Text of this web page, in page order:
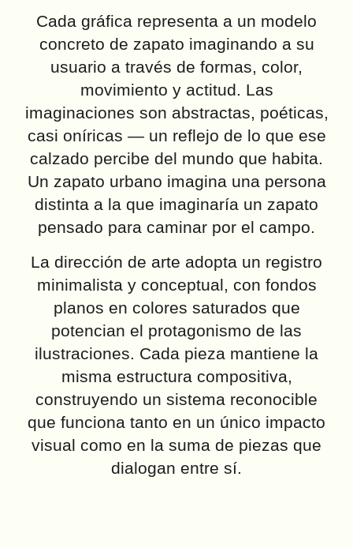
Cada gráfica representa a un modelo
concreto de zapato imaginando a su
usuario a través de formas, color,
movimiento y actitud. Las
imaginaciones son abstractas, poéticas,
casi oníricas — un reflejo de lo que ese
calzado percibe del mundo que habita.
Un zapato urbano imagina una persona
distinta a la que imaginaría un zapato
pensado para caminar por el campo.
La dirección de arte adopta un registro
minimalista y conceptual, con fondos
planos en colores saturados que
potencian el protagonismo de las
ilustraciones. Cada pieza mantiene la
misma estructura compositiva,
construyendo un sistema reconocible
que funciona tanto en un único impacto
visual como en la suma de piezas que
dialogan entre sí.